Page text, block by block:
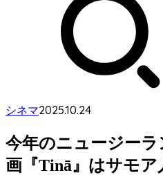
シネマ2025.10.24
今年のニュージー
画『Tinā』はサモ